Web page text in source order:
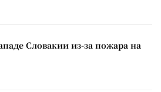
Словакии из-за пожара на